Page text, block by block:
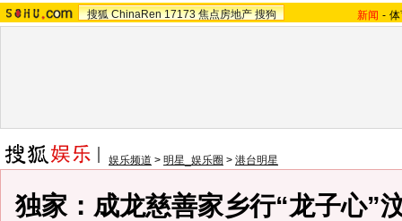
搜狐 ChinaRen 17173 焦点房地产 搜狗 新闻 -
娱乐频道 > 明星_娱乐圈 > 港台明星
独家：成龙慈善家乡行“龙子心”